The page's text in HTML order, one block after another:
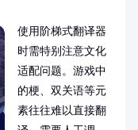
使用阶梯式翻译器
时需特别注意文化
适配问题。游戏中
的梗、双关语等元
素往往难以直接翻